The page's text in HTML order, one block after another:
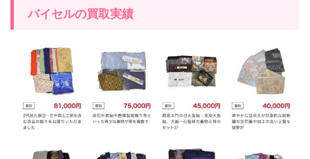
バイセルの買取実績